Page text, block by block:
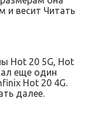
и весит Читать
Hot 20 5G, Hot
еще один
Hot 20 4G.
далее.